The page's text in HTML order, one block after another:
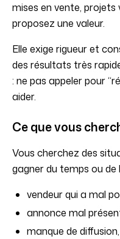
mises en vente, projets
proposez une valeur.
Elle exige rigueur et
des résultats très
: ne pas appeler pour
aider.
Ce que vous
Vous cherchez des
gagner du temps ou de
vendeur qui a mal
annonce mal
manque de diffusion,